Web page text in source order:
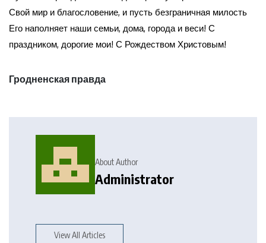
Свой мир и благословение, и пусть безграничная милость
Его наполняет наши семьи, дома, города и веси! С
праздником, дорогие мои! С Рождеством Христовым!
Гродненская правда
About Author
Administrator
View All Articles